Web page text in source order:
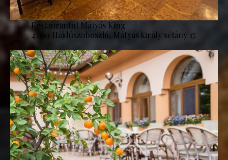
Restaurantul Mátyás King
4200 Hajdúszoboszló, Mátyás király sétány 17.